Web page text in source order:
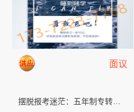
面议
摆脱报考迷茫：五年制专转本59...